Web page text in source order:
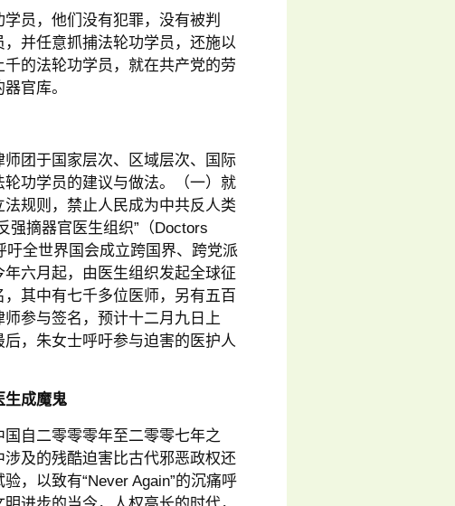
员，他们没有犯罪，没有被判
并任意抓捕法轮功学员，还施以
的法轮功学员，就在共产党的劳
官库。
团于国家层次、区域层次、国际
功学员的建议与做法。（一）就
规则，禁止人民成为中共反人类
强摘器官医生组织”（Doctors
全世界国会成立跨国界、跨党派
六月起，由医生组织发起全球征
其中有七千多位医师，另有五百
参与签名，预计十二月九日上
，朱女士呼吁参与迫害的医护人
生成魔鬼
自二零零零年至二零零七年之
及的残酷迫害比古代邪恶政权还
，以致有“Never Again”的沉痛呼